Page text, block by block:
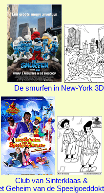
De smurfen in New-York 3D
Club van Sinterklaas &
Geheim van de